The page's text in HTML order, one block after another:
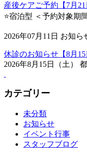
産後ケアご予約【7月
⭐宿泊型 ＜予約対象期
2026年07月11日 お知ら
休診のお知らせ【8月15
2026年8月15日（土）
カテゴリー
未分類
お知らせ
イベント行事
スタッフブログ